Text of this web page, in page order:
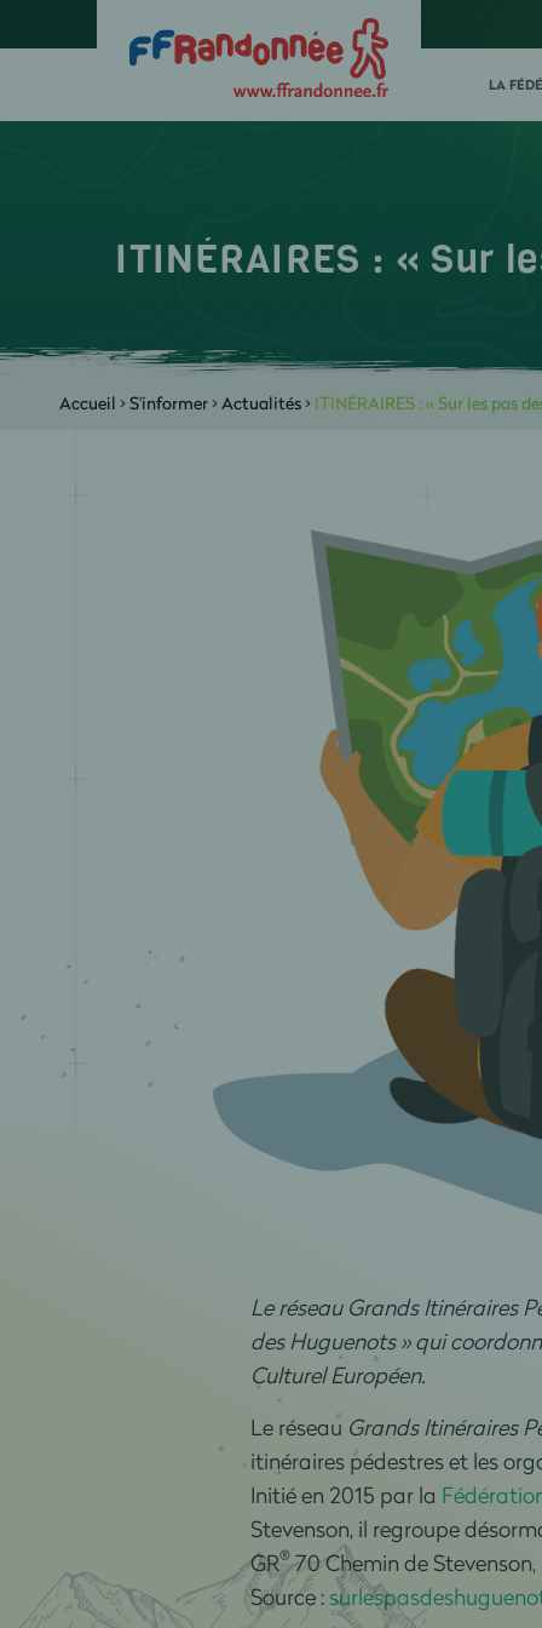
LA
ITINÉRAIRES : « Sur
Accueil >S'informer>Actualités> ITINÉRAIRES : « Sur les pas
Le réseau Grands Itinéraires
des Huguenots » qui
Culturel Européen.
Le réseau Grands Itinéraires
itinéraires pédestres et les
Initié en 2015 par la
Stevenson, il regroupe
GR®70 Chemin de Stevenson,
Source :